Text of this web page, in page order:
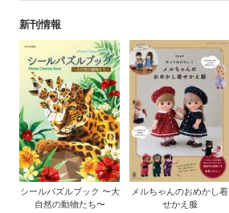
新刊情報
シールパズルブック 〜大
自然の動物たち〜
メルちゃんのおめかし着
せかえ服